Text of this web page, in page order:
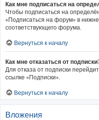
Как мне подписаться на
Чтобы подписаться на
«Подписаться на форум» в
соответствующего форума.
Вернуться к началу
Как мне отказаться от
Для отказа от подписки
ссылке «Подписки».
Вернуться к началу
Вложения